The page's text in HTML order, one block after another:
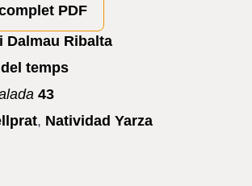
PDF
Dalmau Ribalta
temps
43
, Natividad Yarza